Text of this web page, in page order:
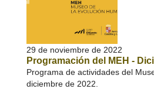
29 de noviembre de 2022
Programación del MEH -
Programa de actividades del
diciembre de 2022.